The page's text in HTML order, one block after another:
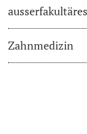
Zahnmedizin